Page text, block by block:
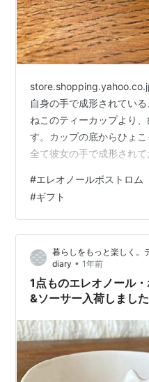
自身の手で成形されてい
ねこのティーカップより
す。カップの底からひょ
全て彼女の手で成形され
自身の手で成形されてい
「犬」をテーマに作品を
作るとこんな感じに。ど
これが正真正銘「エレオノ
プの底から…
#エレオノールボストロム
#ギフト
暮らしをもっと楽しく
diary • 1年前
1点ものエレオノール
&ソーサー入荷しました